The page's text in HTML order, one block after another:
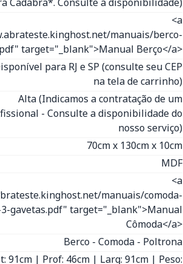
<a
manuais/berco-
target="_blank">Manual Berço</a>
para RJ e SP (consulte seu CEP
na tela de carrinho)
Alta (Indicamos a contratação de um
- Consulte a disponibilidade do
nosso serviço)
70cm x 130cm x 10cm
MDF
<a
manuais/comoda-
gavetas.pdf" target="_blank">Manual
Cômoda</a>
Berco - Comoda - Poltrona
91cm | Prof: 46cm | Larg: 91cm | Peso: